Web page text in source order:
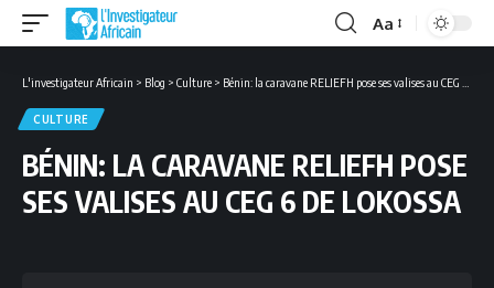
Font
Aa
L'investigateur Africain > Blog > Culture > Bénin: la caravane RELIEFH pose ses valises au CEG 6 de Lokossa
CULTURE
BÉNIN: LA CARAVANE RELIEFH POSE
SES VALISES AU CEG 6 DE LOKOSSA